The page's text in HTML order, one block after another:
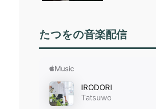
たつをの音楽配信